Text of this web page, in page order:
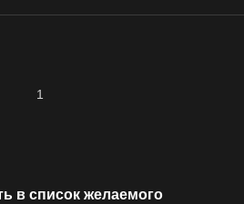
в список желаемого